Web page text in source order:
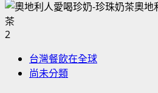
2
台灣餐飲在全球
尚未分類